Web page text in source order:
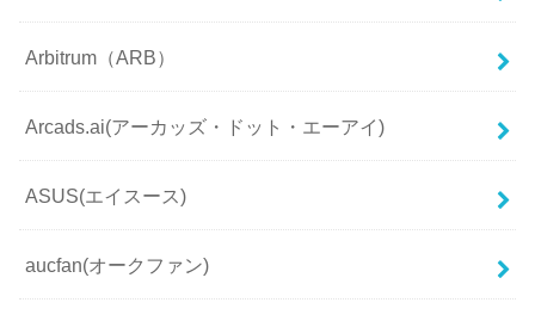
Arbitrum（ARB）
Arcads.ai(アーカッズ・ドット・エーアイ)
ASUS(エイスース)
aucfan(オークファン)